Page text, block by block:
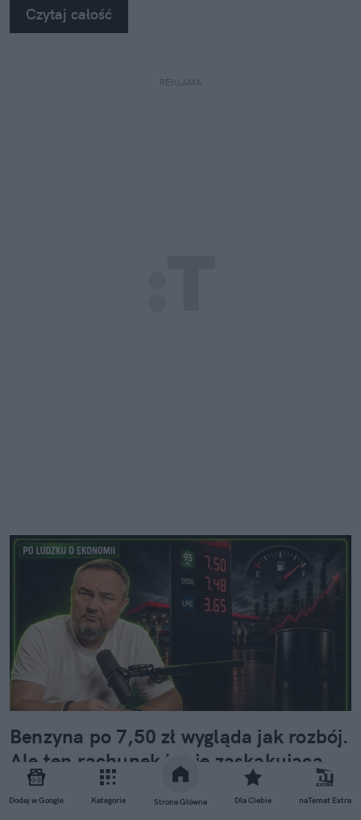
Dodaj w Google Kategorie Strona Główna Dla Ciebie naTemat Extra
Czytaj całość
REKLAMA
Benzyna po 7,50 zł wygląda jak rozbój.
Ale ten rachunek kryje zaskakującą
prawdę